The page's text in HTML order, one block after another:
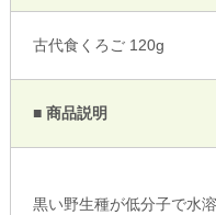
古代食くろご 120g
■ 商品説明
黒い野生種が低分子で水